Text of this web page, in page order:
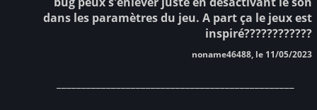
dans les paramètres du jeu. A part ça le jeux est
inspiré????????????
noname46488, le 11/05/2023